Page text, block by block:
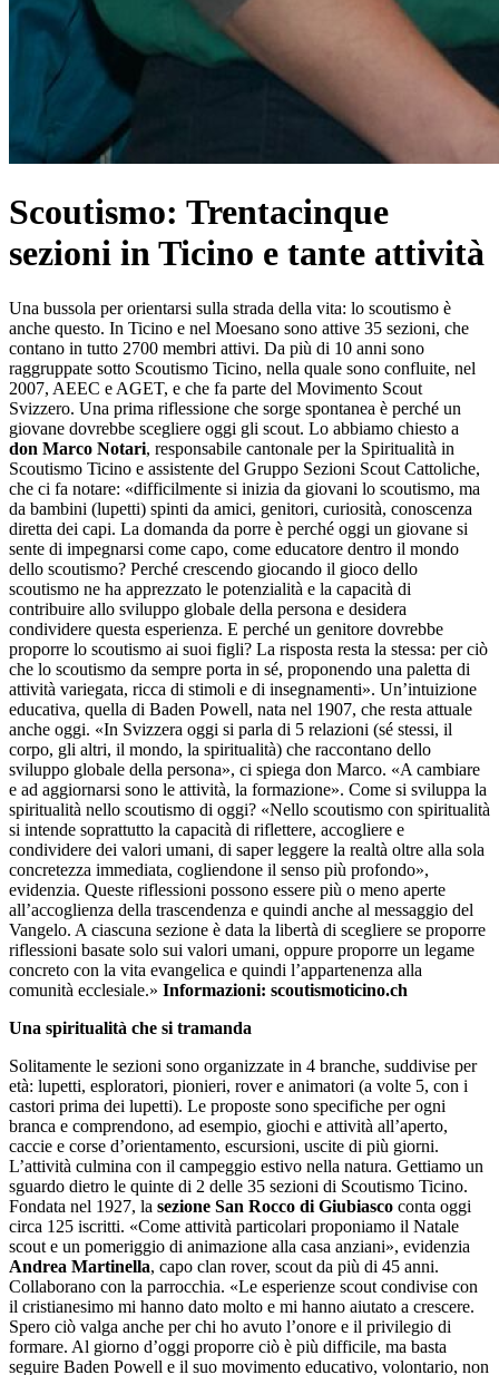
Scoutismo: Trentacinque
sezioni in Ticino e tante attività
Una bussola per orientarsi sulla strada della vita: lo scoutismo è
anche questo. In Ticino e nel Moesano sono attive 35 sezioni, che
contano in tutto 2700 membri attivi. Da più di 10 anni sono
raggruppate sotto Scoutismo Ticino, nella quale sono confluite, nel
2007, AEEC e AGET, e che fa parte del Movimento Scout
Svizzero. Una prima riflessione che sorge spontanea è perché un
giovane dovrebbe scegliere oggi gli scout. Lo abbiamo chiesto a
don Marco Notari, responsabile cantonale per la Spiritualità in
Scoutismo Ticino e assistente del Gruppo Sezioni Scout Cattoliche,
che ci fa notare: «difficilmente si inizia da giovani lo scoutismo, ma
da bambini (lupetti) spinti da amici, genitori, curiosità, conoscenza
diretta dei capi. La domanda da porre è perché oggi un giovane si
sente di impegnarsi come capo, come educatore dentro il mondo
dello scoutismo? Perché crescendo giocando il gioco dello
scoutismo ne ha apprezzato le potenzialità e la capacità di
contribuire allo sviluppo globale della persona e desidera
condividere questa esperienza. E perché un genitore dovrebbe
proporre lo scoutismo ai suoi figli? La risposta resta la stessa: per ciò
che lo scoutismo da sempre porta in sé, proponendo una paletta di
attività variegata, ricca di stimoli e di insegnamenti». Un’intuizione
educativa, quella di Baden Powell, nata nel 1907, che resta attuale
anche oggi. «In Svizzera oggi si parla di 5 relazioni (sé stessi, il
corpo, gli altri, il mondo, la spiritualità) che raccontano dello
sviluppo globale della persona», ci spiega don Marco. «A cambiare
e ad aggiornarsi sono le attività, la formazione». Come si sviluppa la
spiritualità nello scoutismo di oggi? «Nello scoutismo con spiritualità
si intende soprattutto la capacità di riflettere, accogliere e
condividere dei valori umani, di saper leggere la realtà oltre alla sola
concretezza immediata, cogliendone il senso più profondo»,
evidenzia. Queste riflessioni possono essere più o meno aperte
all’accoglienza della trascendenza e quindi anche al messaggio del
Vangelo. A ciascuna sezione è data la libertà di scegliere se proporre
riflessioni basate solo sui valori umani, oppure proporre un legame
concreto con la vita evangelica e quindi l’appartenenza alla
comunità ecclesiale.» Informazioni: scoutismoticino.ch
Una spiritualità che si tramanda
Solitamente le sezioni sono organizzate in 4 branche, suddivise per
età: lupetti, esploratori, pionieri, rover e animatori (a volte 5, con i
castori prima dei lupetti). Le proposte sono specifiche per ogni
branca e comprendono, ad esempio, giochi e attività all’aperto,
caccie e corse d’orientamento, escursioni, uscite di più giorni.
L’attività culmina con il campeggio estivo nella natura. Gettiamo un
sguardo dietro le quinte di 2 delle 35 sezioni di Scoutismo Ticino.
Fondata nel 1927, la sezione San Rocco di Giubiasco conta oggi
circa 125 iscritti. «Come attività particolari proponiamo il Natale
scout e un pomeriggio di animazione alla casa anziani», evidenzia
Andrea Martinella, capo clan rover, scout da più di 45 anni.
Collaborano con la parrocchia. «Le esperienze scout condivise con
il cristianesimo mi hanno dato molto e mi hanno aiutato a crescere.
Spero ciò valga anche per chi ho avuto l’onore e il privilegio di
formare. Al giorno d’oggi proporre ciò è più difficile, ma basta
seguire Baden Powell e il suo movimento educativo, volontario, non